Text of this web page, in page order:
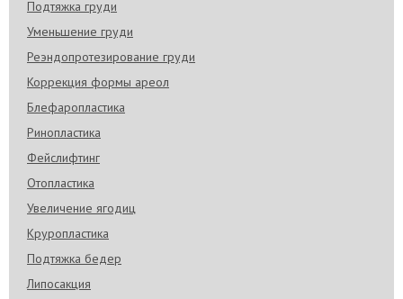
Подтяжка груди
Уменьшение груди
Реэндопротезирование груди
Коррекция формы ареол
Блефаропластика
Ринопластика
Фейслифтинг
Отопластика
Увеличение ягодиц
Круропластика
Подтяжка бедер
Липосакция